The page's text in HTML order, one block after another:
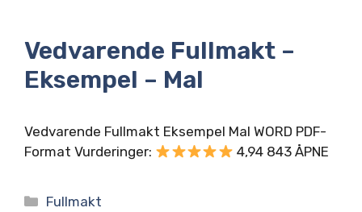
Vedvarende Fullmakt –
Eksempel – Mal
Vedvarende Fullmakt Eksempel Mal WORD PDF-
Format Vurderinger:
4,94 843 ÅPNE
Kategorier
Fullmakt